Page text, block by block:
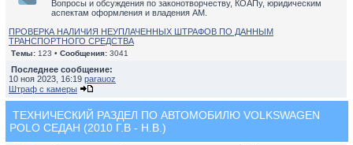
Вопросы и обсуждения по законотворчеству, КОАПу, юридическим
аспектам оформления и владения АМ.
ПРОВЕРКА НАЛИЧИЯ НЕУПЛАЧЕННЫХ ШТРАФОВ ПО ДАННЫМ
ТРАНСПОРТНОГО СРЕДСТВА
Темы: 123 • Сообщения: 3041
Последнее сообщение:
10 ноя 2023, 16:19 parauoz
Штраф с камеры
ТЕХНИЧЕСКИЙ РАЗДЕЛ ПО АВТОМОБИЛЮ VOLKSWAGEN
POLO СЕДАН (2010 Г.В - Н.В.)